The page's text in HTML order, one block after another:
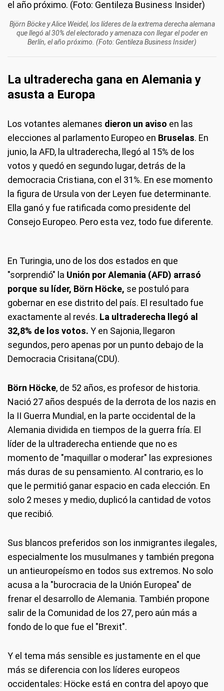
Björn Böcke y Alice Weidel, los líderes de la extrema derecha alemana
que llegó al 30% del electorado y amenaza con llegar el poder en
Berlín, el año próximo. (Foto: Gentileza Business Insider)
La ultraderecha gana en Alemania y
asusta a Europa
Los votantes alemanes dieron un aviso en las
elecciones al parlamento Europeo en Bruselas. En
junio, la AFD, la ultraderecha, llegó al 15% de los
votos y quedó en segundo lugar, detrás de la
democracia Cristiana, con el 31%. En ese momento
la figura de Ursula von der Leyen fue determinante.
Ella ganó y fue ratificada como presidente del
Consejo Europeo. Pero esta vez, todo fue diferente.
En Turingia, uno de los dos estados en que
"sorprendió" la Unión por Alemania (AFD) arrasó
porque su líder, Börn Höcke, se postuló para
gobernar en ese distrito del país. El resultado fue
exactamente al revés. La ultraderecha llegó al
32,8% de los votos. Y en Sajonia, llegaron
segundos, pero apenas por un punto debajo de la
Democracia Crisitana(CDU).
Börn Höcke, de 52 años, es profesor de historia.
Nació 27 años después de la derrota de los nazis en
la II Guerra Mundial, en la parte occidental de la
Alemania dividida en tiempos de la guerra fría. El
líder de la ultraderecha entiende que no es
momento de "maquillar o moderar" las expresiones
más duras de su pensamiento. Al contrario, es lo
que le permitió ganar espacio en cada elección. En
solo 2 meses y medio, duplicó la cantidad de votos
que recibió.
Sus blancos preferidos son los inmigrantes ilegales,
especialmente los musulmanes y también pregona
un antieuropeísmo en todos sus extremos. No solo
acusa a la "burocracia de la Unión Europea" de
frenar el desarrollo de Alemania. También propone
salir de la Comunidad de los 27, pero aún más a
fondo de lo que fue el "Brexit".
Y el tema más sensible es justamente en el que
más se diferencia con los líderes europeos
occidentales: Höcke está en contra del apoyo que